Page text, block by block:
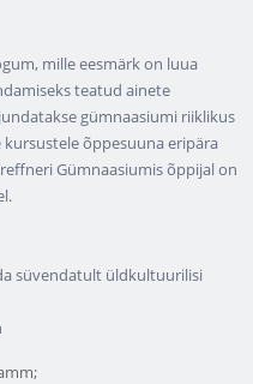
mille eesmärk on luua
teatud ainete
gümnaasiumi riiklikus
õppesuuna eripära
Gümnaasiumis õppijal on
süvendatult üldkultuurilisi